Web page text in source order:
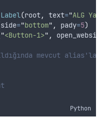
Label(root, text="ALG
side="bottom" , pady=5)
"<Button-1>" , open_website
mevcut
Python